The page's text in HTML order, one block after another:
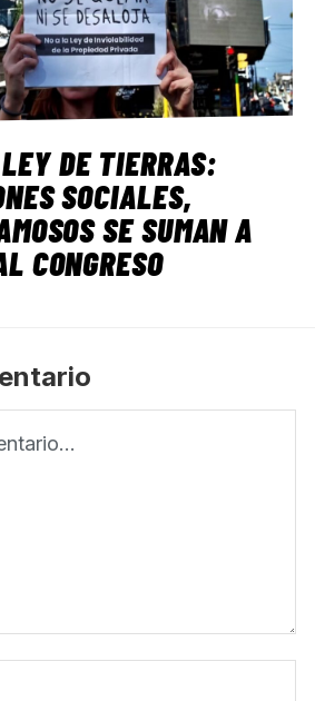
LEY DE TIERRAS:
SOCIALES,
SE SUMAN A
CONGRESO